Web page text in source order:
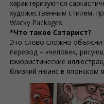
характеризуются
художественным стилем,
Wacky Packages.
*Что такое Сатарист?
Это слово сложно
перевод – «человек,
юмористические
близкий нюанс в японском